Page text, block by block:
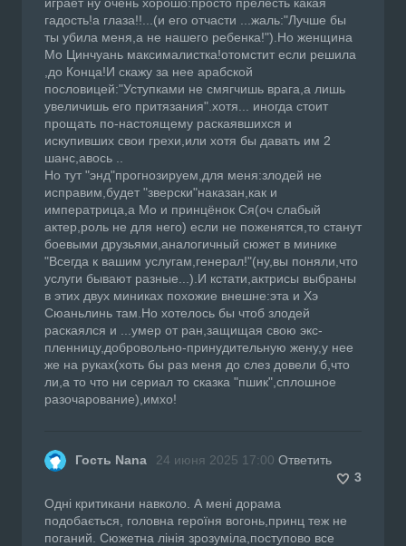
гадость!а глаза!!...(и его отчасти ...жаль:"Лучше бы
ты убила меня,а не нашего ребенка!").Но женщина
Мо Цинчуань максималистка!отомстит если решила
,до Конца!И скажу за нее арабской
пословицей:"Уступками не смягчишь врага,а лишь
увеличишь его притязания".хотя... иногда стоит
прощать по-настоящему раскаявшихся и
искупивших свои грехи,или хотя бы давать им 2
шанс,авось ..
Но тут "энд"прогнозируем,для меня:злодей не
исправим,будет "зверски"наказан,как и
императрица,а Мо и принцёнок Ся(оч слабый
актер,роль не для него) если не поженятся,то станут
боевыми друзьями,аналогичный сюжет в минике
"Всегда к вашим услугам,генерал!"(ну,вы поняли,что
услуги бывают разные...).И кстати,актрисы выбраны
в этих двух миниках похожие внешне:эта и Хэ
Сюаньлинь там.Но хотелось бы чтоб злодей
раскаялся и ...умер от ран,защищая свою экс-
пленницу,добровольно-принудительную жену,у нее
же на руках(хоть бы раз меня до слез довели б,что
ли,а то что ни сериал то сказка "пшик",сплошное
разочарование),имхо!
Гость Nana 24 июня 2025 17:00 Ответить
3
Одні критикани навколо. А мені дорама
подобається, головна героїня вогонь,принц теж не
поганий. Сюжетна лінія зрозуміла,поступово все